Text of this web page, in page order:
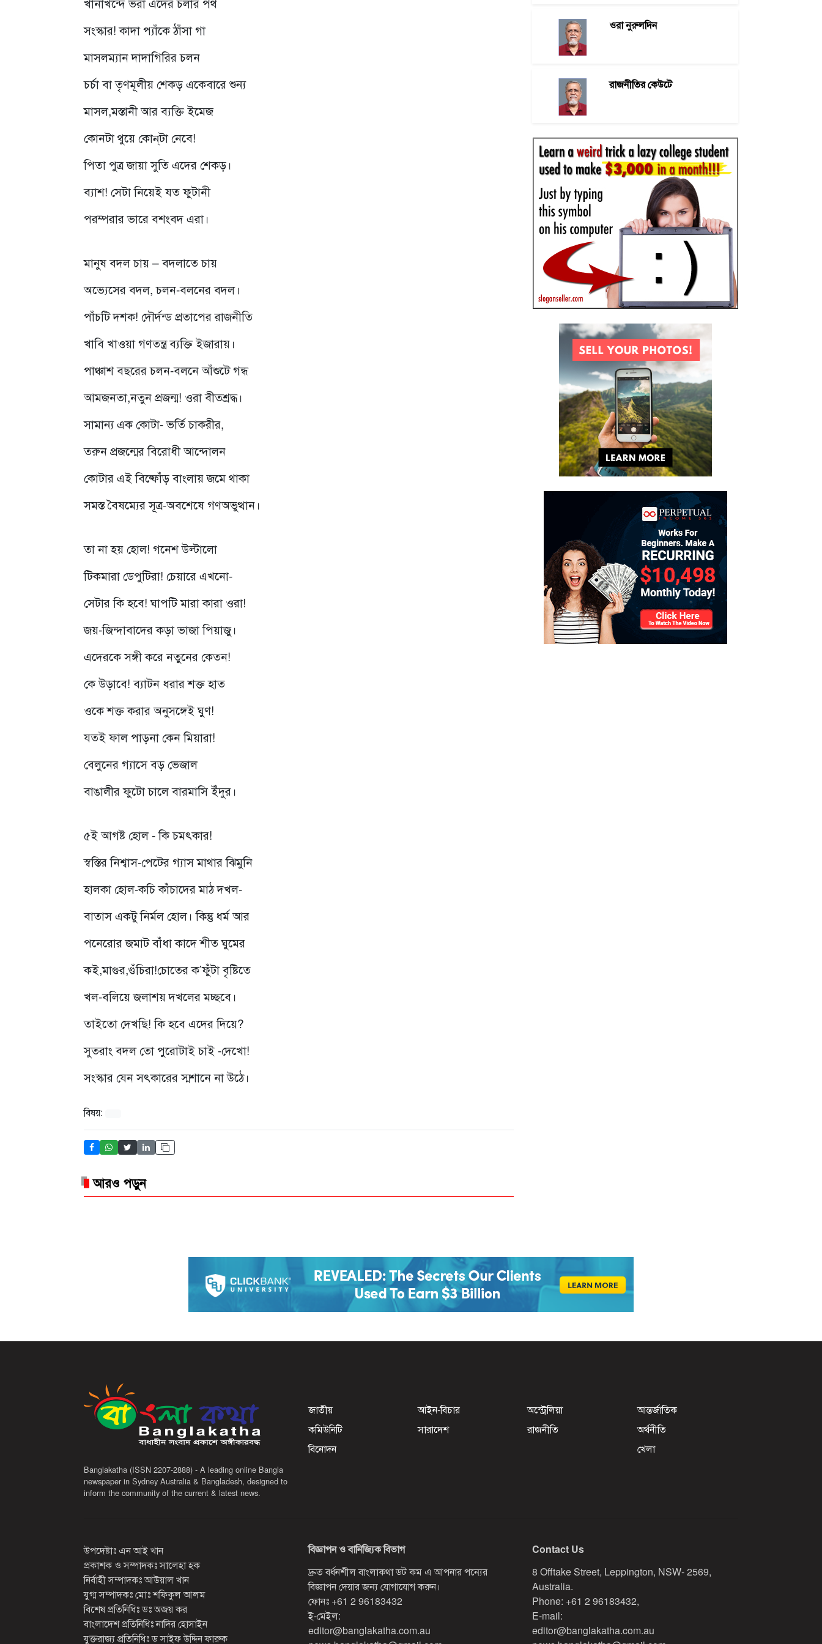
সংস্কার! কাদা প্যাঁকে ঠাঁসা গা
মাসলম্যান দাদাগিরির চলন
চর্চা বা তৃণমূলীয় শেকড় একেবারে শুন্য
মাসল,মস্তানী আর ব্যক্তি ইমেজ
কোনটা থুয়ে কোন্‌টা নেবে!
পিতা পুত্র জায়া সুতি এদের শেকড়।
ব্যাশ! সেটা নিয়েই যত ফুটানী
পরম্পরার ভারে বশংবদ এরা।
মানুষ বদল চায় – বদলাতে চায়
অভ্যেসের বদল, চলন-বলনের বদল।
পাঁচটি দশক! দৌর্দন্ড প্রতাপের রাজনীতি
খাবি খাওয়া গণতন্ত্র ব্যক্তি ইজারায়।
পাঞ্চাশ বছরের চলন-বলনে আঁশুটে গন্ধ
আমজনতা,নতুন প্রজন্ম! ওরা বীতশ্রদ্ধ।
সামান্য এক কোটা- ভর্তি চাকরীর,
তরুন প্রজন্মের বিরোধী আন্দোলন
কোটার এই বিষ্ফোঁড় বাংলায় জমে থাকা
সমস্ত বৈষম্যের সূত্র-অবশেষে গণঅভুত্থান।
তা না হয় হোল! গনেশ উল্টালো
টিকমারা ডেপুটিরা! চেয়ারে এখনো-
সেটার কি হবে! ঘাপটি মারা কারা ওরা!
জয়-জিন্দাবাদের কড়া ভাজা পিয়াজু।
এদেরকে সঙ্গী করে নতুনের কেতন!
কে উড়াবে! ব্যাটন ধরার শক্ত হাত
ওকে শক্ত করার অনুসঙ্গেই ঘুণ!
যতই ফাল পাড়না কেন মিয়ারা!
বেলুনের গ্যাসে বড় ভেজাল
বাঙালীর ফুটো চালে বারমাসি ইঁদুর।
৫ই আগষ্ট হোল - কি চমৎকার!
স্বস্তির নিশ্বাস-পেটের গ্যাস মাথার ঝিমুনি
হালকা হোল-কচি কাঁচাদের মাঠ দখল-
বাতাস একটু নির্মল হোল। কিন্তু ধর্ম আর
পনেরোর জমাট বাঁধা কাদে শীত ঘুমের
কই,মাগুর,গুঁচিরা!চোতের ক’ফুঁটা বৃষ্টিতে
খল-বলিয়ে জলাশয় দখলের মচ্ছবে।
তাইতো দেখছি! কি হবে এদের দিয়ে?
সুতরাং বদল তো পুরোটাই চাই -দেখো!
সংস্কার যেন সৎকারের স্মশানে না উঠে।
বিষয়:
আরও পড়ুন
ওরা নুরুলদিন
রাজনীতির কেউটে
Banglakatha (ISSN 2207-2888) - A leading online Bangla
newspaper in Sydney Australia & Bangladesh, designed to
inform the community of the current & latest news.
জাতীয় আইন-বিচার অস্ট্রেলিয়া
আন্তর্জাতিক
কমিউনিটি
সারাদেশ রাজনীতি
অর্থনীতি
বিনোদন
খেলা
উপদেষ্টাঃ এন আই খান
প্রকাশক ও সম্পাদকঃ সালেহা হক
নির্বাহী সম্পাদকঃ আউয়াল খান
যুগ্ম সম্পাদকঃ মোঃ শফিকুল আলম
বিশেষ প্রতিনিধিঃ ডঃ অজয় কর
বাংলাদেশ প্রতিনিধিঃ নাদির হোসাইন
যুক্তরাজ্য প্রতিনিধিঃ ড সাইফ উদ্দিন ফারুক
বিজ্ঞাপন ও বানিজ্যিক বিভাগ
দ্রুত বর্ধনশীল বাংলাকথা ডট কম এ আপনার পন্যের
বিজ্ঞাপন দেয়ার জন্য যোগাযোগ করুন।
ফোনঃ +61 2 96183432
ই-মেইল:
editor@banglakatha.com.au
Contact Us
8 Offtake Street, Leppington, NSW- 2569,
Australia.
Phone: +61 2 96183432,
E-mail:
editor@banglakatha.com.au